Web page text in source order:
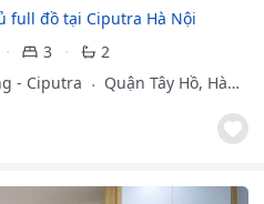
full đồ tại Ciputra Hà Nội
3
2
- Ciputra
Quận Tây Hồ, Hà